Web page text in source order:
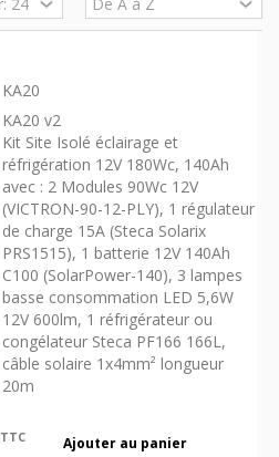
KA20
KA20 v2
Kit Site Isolé éclairage et
réfrigération 12V 180Wc, 140Ah
avec : 2 Modules 90Wc 12V
(VICTRON-90-12-PLY), 1 régulateur
de charge 15A (Steca Solarix
PRS1515), 1 batterie 12V 140Ah
C100 (SolarPower-140), 3 lampes
basse consommation LED 5,6W
12V 600lm, 1 réfrigérateur ou
congélateur Steca PF166 166L,
câble solaire 1x4mm² longueur
20m
TTC Ajouter au panier